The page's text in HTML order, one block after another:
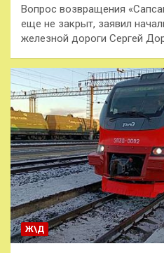
Вопрос возвращения
еще не закрыт, заявил
железной дороги Сергей
Ж\Д